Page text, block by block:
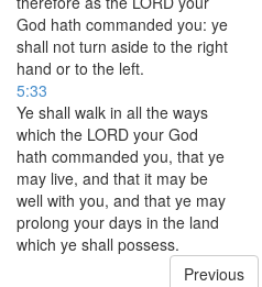
God hath commanded you: ye
shall not turn aside to the right
hand or to the left.
5:33
Ye shall walk in all the ways
which the LORD your God
hath commanded you, that ye
may live, and that it may be
well with you, and that ye may
prolong your days in the land
which ye shall possess.
Previous